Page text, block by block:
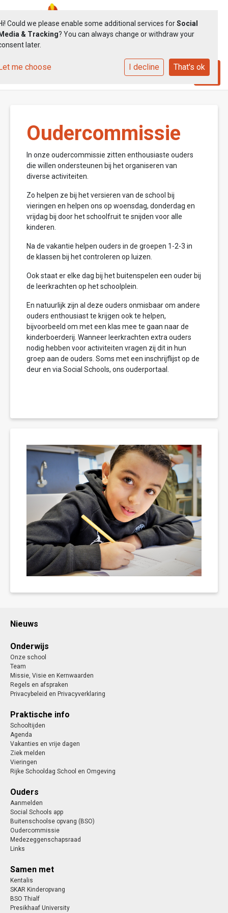
Oudercommissie
In onze oudercommissie zitten enthousiaste ouders
die willen ondersteunen bij het organiseren van
diverse activiteiten.
Zo helpen ze bij het versieren van de school bij
vieringen en helpen ons op woensdag, donderdag en
vrijdag bij door het schoolfruit te snijden voor alle
kinderen.
Na de vakantie helpen ouders in de groepen 1-2-3 in
de klassen bij het controleren op luizen.
Ook staat er elke dag bij het buitenspelen een ouder bij
de leerkrachten op het schoolplein.
En natuurlijk zijn al deze ouders onmisbaar om andere
ouders enthousiast te krijgen ook te helpen,
bijvoorbeeld om met een klas mee te gaan naar de
kinderboerderij. Wanneer leerkrachten extra ouders
nodig hebben voor activiteiten vragen zij dit in hun
groep aan de ouders. Soms met een inschrijflijst op de
deur en via Social Schools, ons ouderportaal.
Nieuws
Onderwijs
Onze school
Team
Missie, Visie en Kernwaarden
Regels en afspraken
Privacybeleid en Privacyverklaring
Praktische info
Schooltijden
Agenda
Vakanties en vrije dagen
Ziek melden
Vieringen
Rijke Schooldag School en Omgeving
Ouders
Aanmelden
Social Schools app
Buitenschoolse opvang (BSO)
Oudercommissie
Medezeggenschapsraad
Links
Samen met
Kentalis
SKAR Kinderopvang
BSO Thialf
Presikhaaf University
Could we please enable some additional services forSocial
& Tracking? You can always change or withdraw your
later.
me choose I decline That's ok